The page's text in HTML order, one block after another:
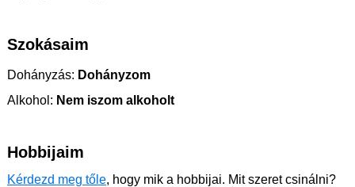
Szokásaim
Dohányzás: Dohányzom
Alkohol: Nem iszom alkoholt
Hobbijaim
Kérdezd meg tőle, hogy mik a hobbijai. Mit szeret csinálni?